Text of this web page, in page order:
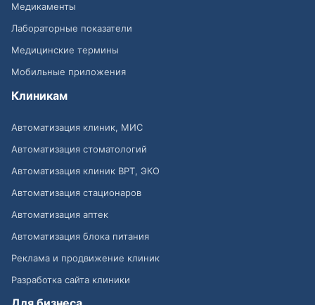
Медикаменты
Лабораторные показатели
Медицинские термины
Мобильные приложения
Клиникам
Автоматизация клиник, МИС
Автоматизация стоматологий
Автоматизация клиник ВРТ, ЭКО
Автоматизация стационаров
Автоматизация аптек
Автоматизация блока питания
Реклама и продвижение клиник
Разработка сайта клиники